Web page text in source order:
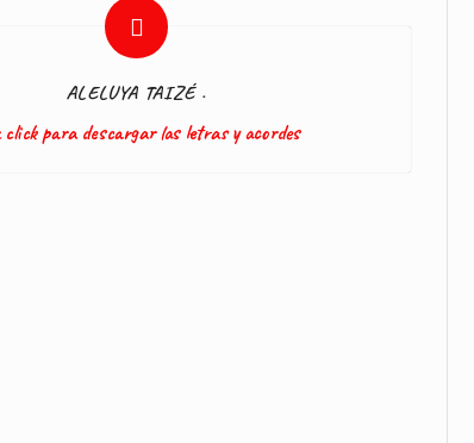
ALELUYA TAIZÉ .
para descargar las letras y acordes